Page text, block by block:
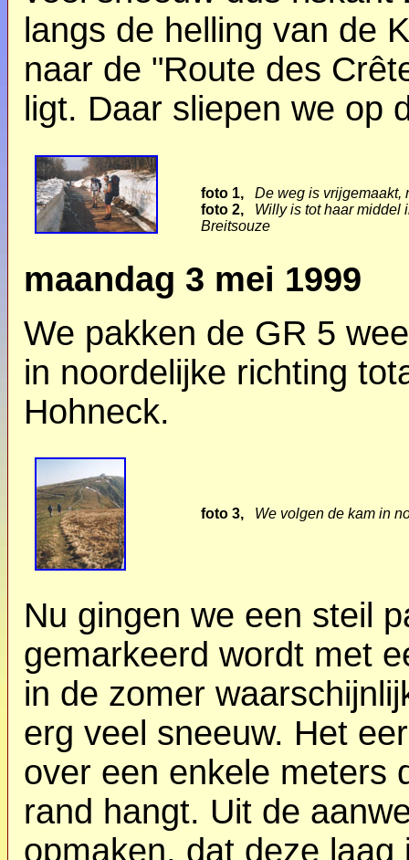
langs de helling van de
naar de "Route des
ligt. Daar sliepen we op
foto 1,
De weg is vrijgemaakt,
foto 2, Willy is tot haar middel
Breitsouze
maandag 3 mei 1999
We pakken de GR 5
in noordelijke richting
Hohneck.
foto 3, We volgen de kam in
Nu gingen we een steil
gemarkeerd wordt met
in de zomer
erg veel sneeuw. Het
over een enkele meters
rand hangt. Uit de
opmaken, dat deze